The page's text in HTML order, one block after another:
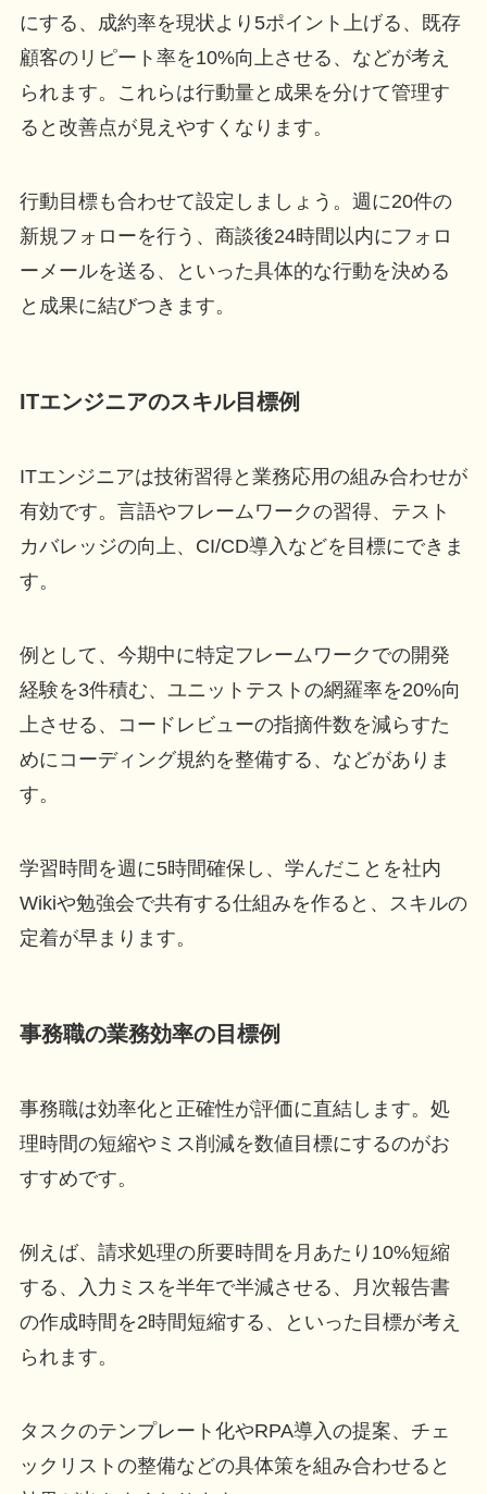
にする、成約率を現状より5ポイント上げる、既存
顧客のリピート率を10%向上させる、などが考え
られます。これらは行動量と成果を分けて管理す
ると改善点が見えやすくなります。
行動目標も合わせて設定しましょう。週に20件の
新規フォローを行う、商談後24時間以内にフォロ
ーメールを送る、といった具体的な行動を決める
と成果に結びつきます。
ITエンジニアのスキル目標例
ITエンジニアは技術習得と業務応用の組み合わせが
有効です。言語やフレームワークの習得、テスト
カバレッジの向上、CI/CD導入などを目標にできま
す。
例として、今期中に特定フレームワークでの開発
経験を3件積む、ユニットテストの網羅率を20%向
上させる、コードレビューの指摘件数を減らすた
めにコーディング規約を整備する、などがありま
す。
学習時間を週に5時間確保し、学んだことを社内
Wikiや勉強会で共有する仕組みを作ると、スキルの
定着が早まります。
事務職の業務効率の目標例
事務職は効率化と正確性が評価に直結します。処
理時間の短縮やミス削減を数値目標にするのがお
すすめです。
例えば、請求処理の所要時間を月あたり10%短縮
する、入力ミスを半年で半減させる、月次報告書
の作成時間を2時間短縮する、といった目標が考え
られます。
タスクのテンプレート化やRPA導入の提案、チェ
ックリストの整備などの具体策を組み合わせると